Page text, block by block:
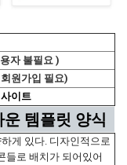
자 불필요 )
원가입 필요)
이트
템플릿 양식
게 있다. 디자인적으로
들로 배치가 되어있어